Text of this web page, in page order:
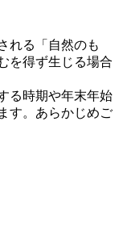
れる「自然のも
を得ず生じる場合
る時期や年末年始
す。あらかじめご